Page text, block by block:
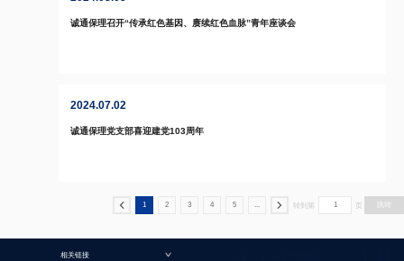
诚通保理召开“传承红色基因、赓续红色血脉”青年座谈会
2024.07.02
诚通保理党支部喜迎建党103周年
1 2 3 4 5 ... 转到第 页
相关链接